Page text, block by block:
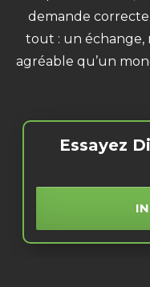
demande
tout : un échange,
agréable qu’un
Essayez